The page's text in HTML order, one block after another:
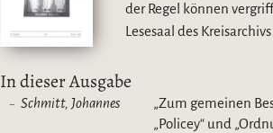
der Regel können
Lesesaal des
In dieser Ausgabe
Schmitt, Johannes
„Zum gemeinen
„Policey“ und